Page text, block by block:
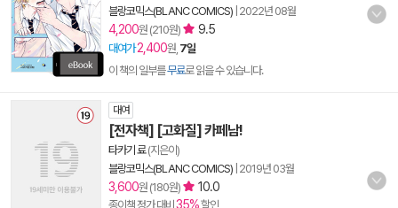
블랑코믹스(BLANC COMICS) 2022년 08월
4,200원 (210원) 9.5
대여가 2,400원, 7일
이 책의 일부를무료로 읽을 수 있습니다.
대여
[전자책] [고화질] 카페남!
타카기 료(지은이)
블랑코믹스(BLANC COMICS) 2019년 03월
3,600원 (180원) 10.0
종이책 정가 대비 35%할인